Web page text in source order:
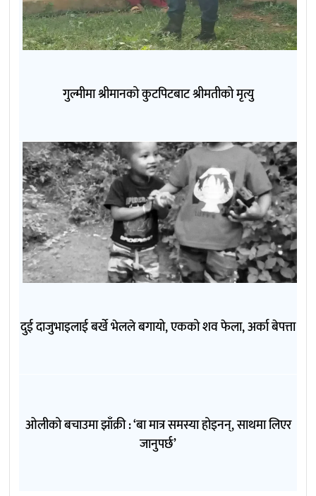
गुल्मीमा श्रीमानको कुटपिटबाट श्रीमतीको मृत्यु
दुई दाजुभाइलाई बर्खे भेलले बगायो, एकको शव फेला, अर्का बेपत्ता
ओलीको बचाउमा झाँक्री : ‘बा मात्र समस्या होइनन्, साथमा लिएर
जानुपर्छ’